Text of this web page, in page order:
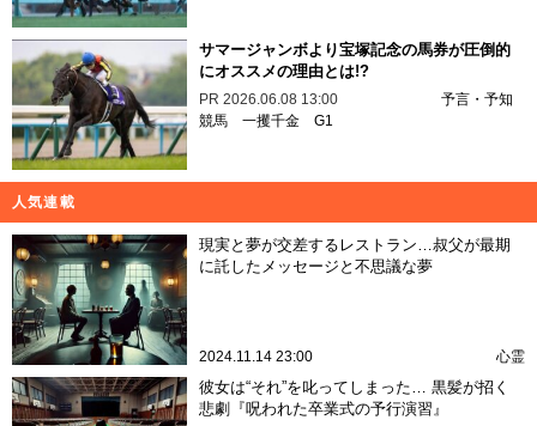
サマージャンボより宝塚記念の馬券が圧倒的
にオススメの理由とは!?
PR 2026.06.08 13:00
予言・予知
競馬 一攫千金 G1
人気連載
現実と夢が交差するレストラン…叔父が最期
に託したメッセージと不思議な夢
2024.11.14 23:00 心霊
彼女は“それ”を叱ってしまった… 黒髪が招く
悲劇『呪われた卒業式の予行演習』